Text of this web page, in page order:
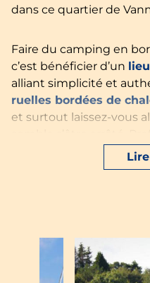
dans ce quartier de
Faire du camping en
c’est bénéficier d’un
alliant simplicité et
ruelles bordées de
et surtout laissez-vous
camping pour partir à
Faites une
vos vacances en
Vous aurez l’occasion de